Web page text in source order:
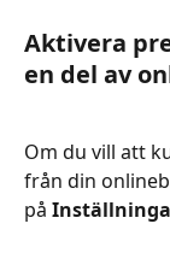
Aktivera
en del av
Om du vill att
från din
på